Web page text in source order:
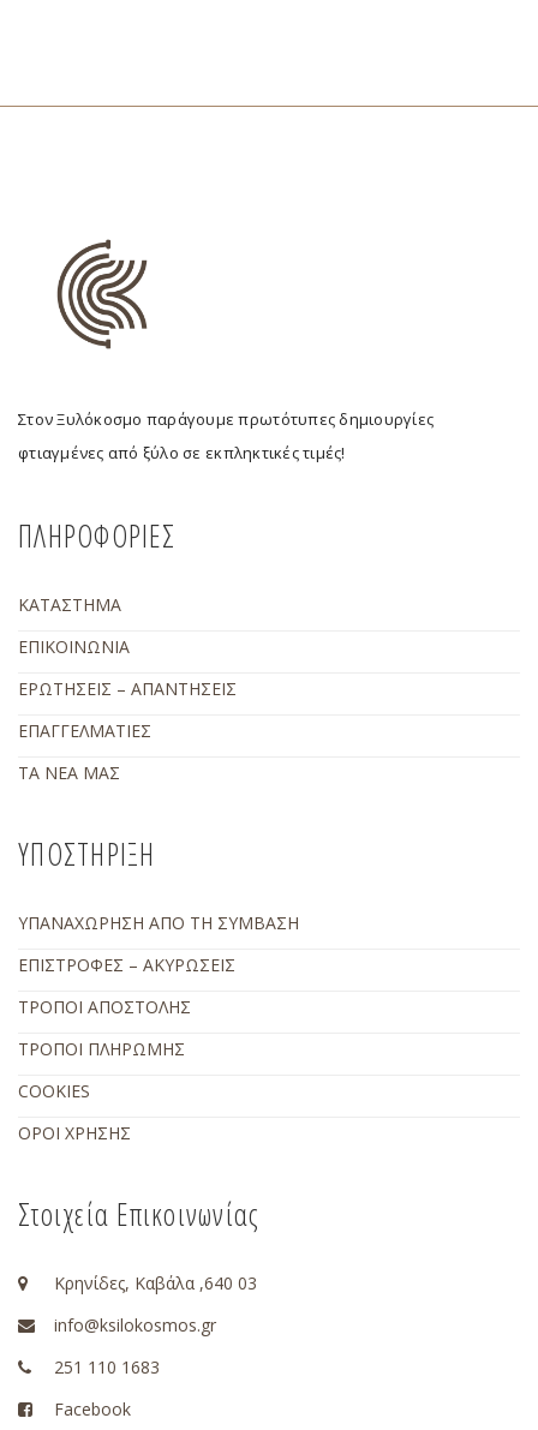
Στον Ξυλόκοσμο παράγουμε πρωτότυπες δημιουργίες
φτιαγμένες από ξύλο σε εκπληκτικές τιμές!
ΠΛΗΡΟΦΟΡΙΕΣ
ΚΑΤΑΣΤΗΜΑ
ΕΠΙΚΟΙΝΩΝΙΑ
ΕΡΩΤΗΣΕΙΣ – ΑΠΑΝΤΗΣΕΙΣ
ΕΠΑΓΓΕΛΜΑΤΙΕΣ
ΤΑ ΝΕΑ ΜΑΣ
ΥΠΟΣΤΗΡΙΞΗ
ΥΠΑΝΑΧΩΡΗΣΗ ΑΠΟ ΤΗ ΣΥΜΒΑΣΗ
ΕΠΙΣΤΡΟΦΕΣ – ΑΚΥΡΩΣΕΙΣ
ΤΡΟΠΟΙ ΑΠΟΣΤΟΛΗΣ
ΤΡΟΠΟΙ ΠΛΗΡΩΜΗΣ
COOKIES
ΟΡΟΙ ΧΡΗΣΗΣ
Στοιχεία Επικοινωνίας
Κρηνίδες, Καβάλα ,640 03
info@ksilokosmos.gr
251 110 1683
Facebook